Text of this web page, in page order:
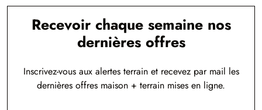
Recevoir chaque semaine nos
dernières offres
Inscrivez-vous aux alertes terrain et recevez par mail les
dernières offres maison + terrain mises en ligne.